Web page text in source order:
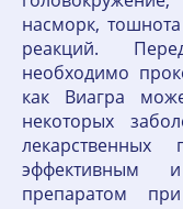
насморк,
реакций.
необходимо
как Виагра
некоторых
лекарственных
эффективным
препаратом